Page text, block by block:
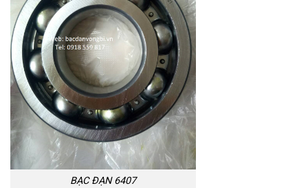
BẠC ĐẠN 6407